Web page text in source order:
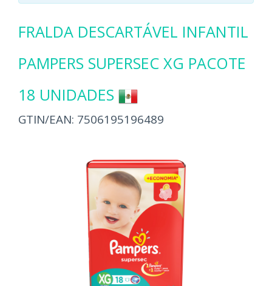
FRALDA DESCARTÁVEL INFANTIL
PAMPERS SUPERSEC XG PACOTE
18 UNIDADES
GTIN/EAN: 7506195196489